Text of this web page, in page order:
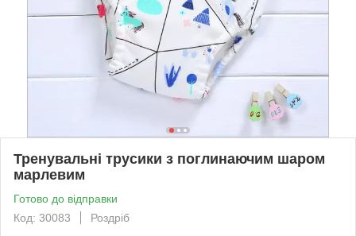
Тренувальні трусики з поглинаючим шаром
марлевим
Готово до відправки
Код: 30083
Роздріб